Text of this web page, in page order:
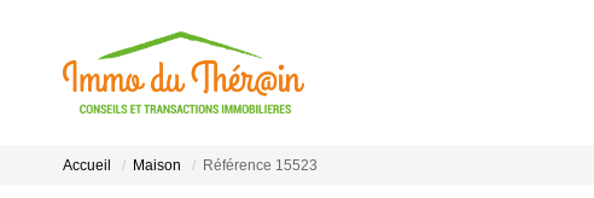
Accueil Maison Référence 15523